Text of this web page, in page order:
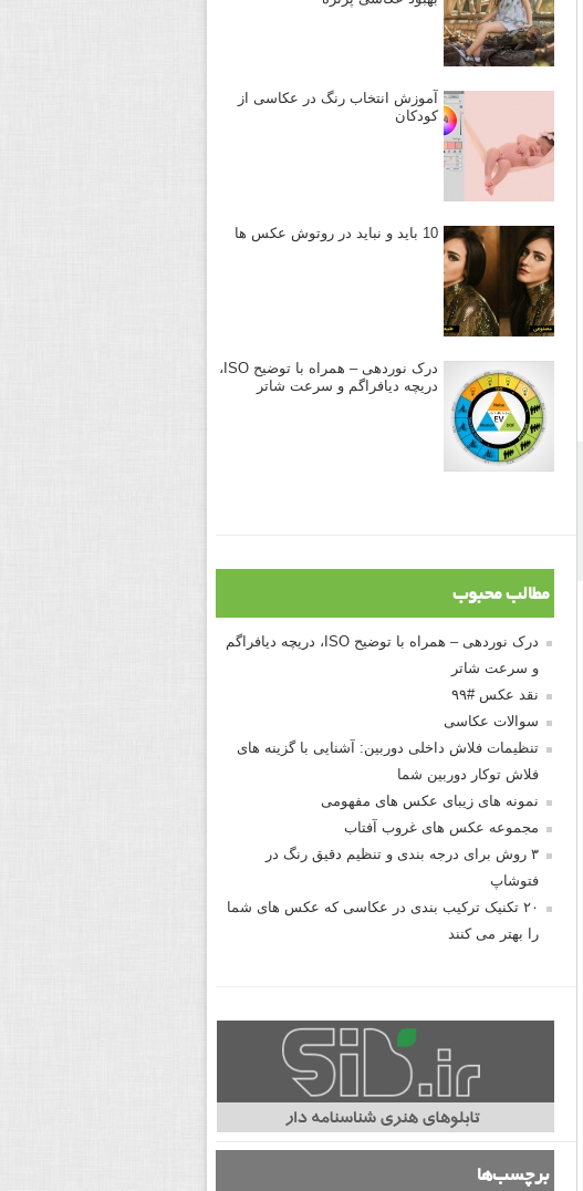
آموزش انتخاب رنگ در عکاسی از
کودکان
10 باید و نباید در روتوش عکس ها
درک نوردهی – همراه با توضیح ISO،
دریچه دیافراگم و سرعت شاتر
مطالب محبوب
درک نوردهی – همراه با توضیح ISO، دریچه دیافراگم
و سرعت شاتر
نقد عکس #۹۹
سوالات عکاسی
تنظیمات فلاش داخلی دوربین: آشنایی با گزینه های
فلاش توکار دوربین شما
نمونه های زیبای عکس های مفهومی
مجموعه عکس های غروب آفتاب
۳ روش برای درجه بندی و تنظیم دقیق رنگ در
فتوشاپ
۲۰ تکنیک ترکیب بندی در عکاسی که عکس های شما
را بهتر می کنند
برچسب‌ها